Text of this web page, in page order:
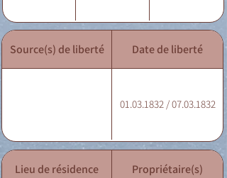
Source(s) de liberté Date de liberté
01.03.1832 / 07.03.1832
Lieu de résidence Propriétaire(s)